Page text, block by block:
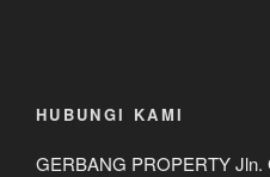
HUBUNGI KAMI
GERBANG PROPERTY Jln.